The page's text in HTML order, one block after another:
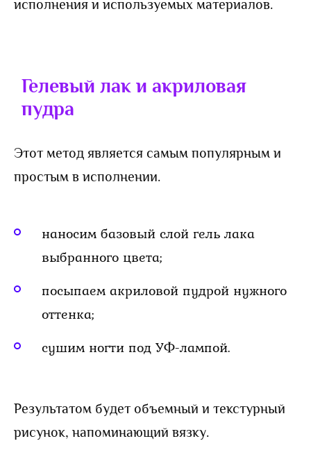
исполнения и используемых материалов.
Гелевый лак и акриловая
пудра
Этот метод является самым популярным и
простым в исполнении.
наносим базовый слой гель лака
выбранного цвета;
посыпаем акриловой пудрой нужного
оттенка;
сушим ногти под УФ-лампой.
Результатом будет объемный и текстурный
рисунок, напоминающий вязку.